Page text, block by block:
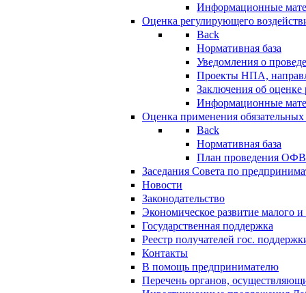
Информационные
Оценка регулирующего
Back
Нормативная база
Уведомления о
Проекты НПА,
Заключения об
Информационные
Оценка применения
Back
Нормативная база
План проведения
Заседания Совета по
Новости
Законодательство
Экономическое развитие малого и
Государственная поддержка
Реестр получателей гос.
Контакты
В помощь предпринимателю
Перечень органов,